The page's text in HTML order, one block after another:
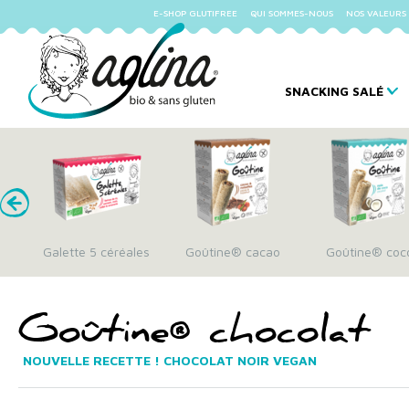
E-SHOP GLUTIFREE QUI SOMMES-NOUS NOS VALEURS
SNACKING SALÉ
Galette 5 céréales Goûtine® cacao Goûtine®
Goûtine® chocolat
NOUVELLE RECETTE ! CHOCOLAT NOIR VEGAN